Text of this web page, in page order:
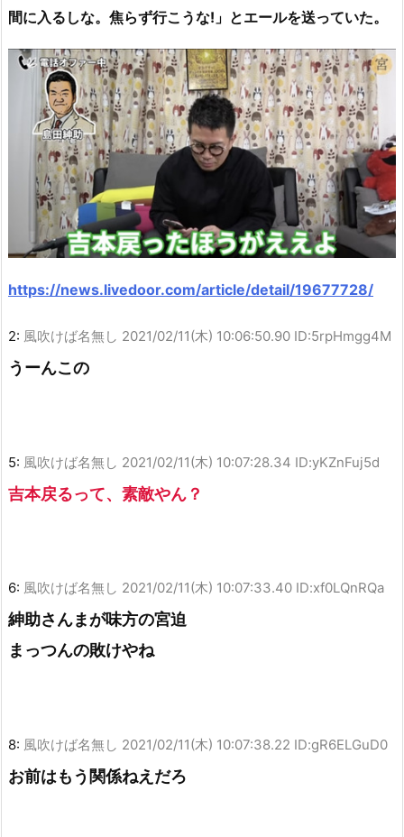
間に入るしな。焦らず行こうな!」とエールを送っていた。
https://news.livedoor.com/article/detail/19677728/
2: 風吹けば名無し 2021/02/11(木) 10:06:50.90 ID:5rpHmgg4M
うーんこの
5: 風吹けば名無し 2021/02/11(木) 10:07:28.34 ID:yKZnFuj5d
吉本戻るって、素敵やん？
6: 風吹けば名無し 2021/02/11(木) 10:07:33.40 ID:xf0LQnRQa
紳助さんまが味方の宮迫
まっつんの敗けやね
8: 風吹けば名無し 2021/02/11(木) 10:07:38.22 ID:gR6ELGuD0
お前はもう関係ねえだろ